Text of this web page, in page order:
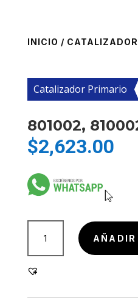
INICIO /
Catalizador Primario
801002,
$2,623.00
810002
cantidad